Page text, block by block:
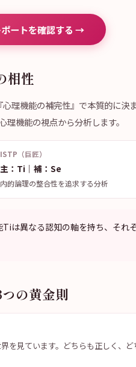
ートを確認する →
相性
理機能の補完性』で本質的に決
機能の視点から分析します。
ISTP（巨匠）
主：Ti｜補：Se
内的論理の整合性を追求する分析
Tiは異なる認知の軸を持ち、それ
の黄金則
を見ています。どちらも正しく、